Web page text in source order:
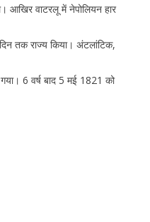
आखिर वाटरलू में नेपोलियन हार
तक राज्य किया। अंटलांटिक,
गया। 6 वर्ष बाद 5 मई 1821 को